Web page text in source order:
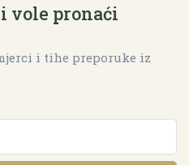
vole pronaći
i tihe preporuke iz